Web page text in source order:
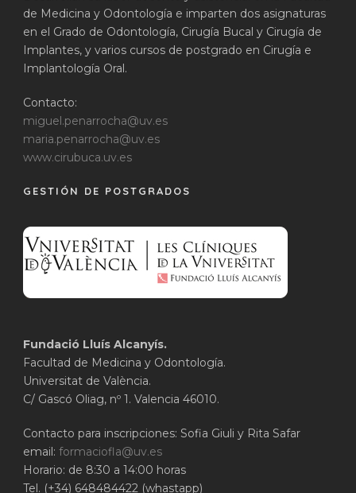
de Medicina y Odontología e imparten dos asignaturas
en el Grado de Odontología, Cirugía Bucal y Cirugía de
Implantes, y varios cursos de postgrado en Cirugía e
Implantología Oral.
Contacto:
miguel.penarrocha@uv.es
maria.penarrocha@uv.es
www.cirubuca.uv.es
GESTIÓN DE POSTGRADOS
Fundació Lluís Alcanyís.
Facultad de Medicina y Odontología.
Universitat de València.
C/ Gascó Oliag, nº 1. Valencia 46010.
Contacto para inscripciones: Sofia Giuli y Rita Safar
email: formaciofla@uv.es
Horario: de 8:30 a 14:00 horas
Tel. (+34) 648484422 (whastapp)